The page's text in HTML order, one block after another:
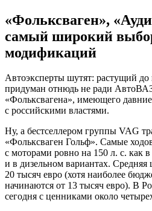
«Фольксваген»,
самый широкий
модификаций
Автоэксперты шутят: растущий до
придуман отнюдь не ради
«Фольксвагена», имеющего
с российскими властями.
Ну, а бестселлером группы VAG
«Фольксваген Гольф». Самые
с моторами ровно на 150 л. с. как
и в дизельном вариантах.
20 тысяч евро (хотя наиболее
начинаются от 13 тысяч евро). В
сегодня с ценниками около